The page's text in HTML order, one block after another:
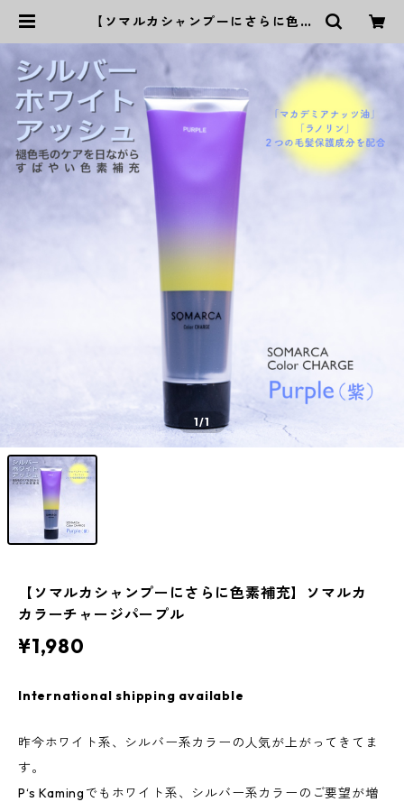
【ソマルカシャンプーにさらに色素
ープル | P‘s Kaming公式オンライ
1/1
【ソマルカシャンプーにさらに色素補充】ソマルカ
カラーチャージパープル
¥1,980
International shipping available
昨今ホワイト系、シルバー系カラーの人気が上がってきてま
す。
P‘s Kamingでもホワイト系、シルバー系カラーのご要望が増